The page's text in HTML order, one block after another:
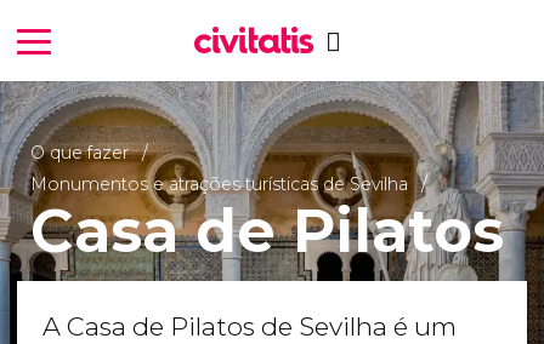
O que fazer
Monumentos e atrações turísticas de Sevilha
Casa de Pilatos
A Casa de Pilatos de Sevilha é um